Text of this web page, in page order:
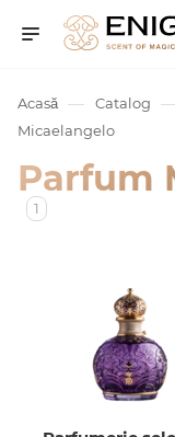
Acasă — Catalog
Micaelangelo
Parfum
1